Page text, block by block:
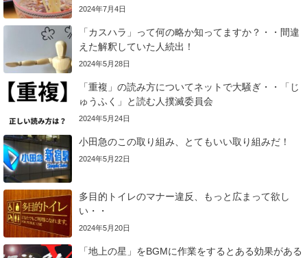
2024年7月4日
「カスハラ」って何の略か知ってますか？・・間違
えた解釈していた人続出！
2024年5月28日
「重複」の読み方についてネットで大騒ぎ・・「じ
ゅうふく」と読む人撲滅委員会
2024年5月24日
小田急のこの取り組み、とてもいい取り組みだ！
2024年5月22日
多目的トイレのマナー違反、もっと広まって欲し
い・・
2024年5月20日
「地上の星」をBGMに作業をするとある効果がある